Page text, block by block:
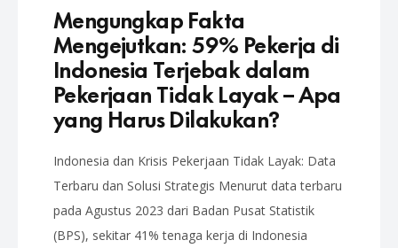
Mengungkap Fakta
Mengejutkan: 59% Pekerja di
Indonesia Terjebak dalam
Pekerjaan Tidak Layak – Apa
yang Harus Dilakukan?
Indonesia dan Krisis Pekerjaan Tidak Layak: Data
Terbaru dan Solusi Strategis Menurut data terbaru
pada Agustus 2023 dari Badan Pusat Statistik
(BPS), sekitar 41% tenaga kerja di Indonesia